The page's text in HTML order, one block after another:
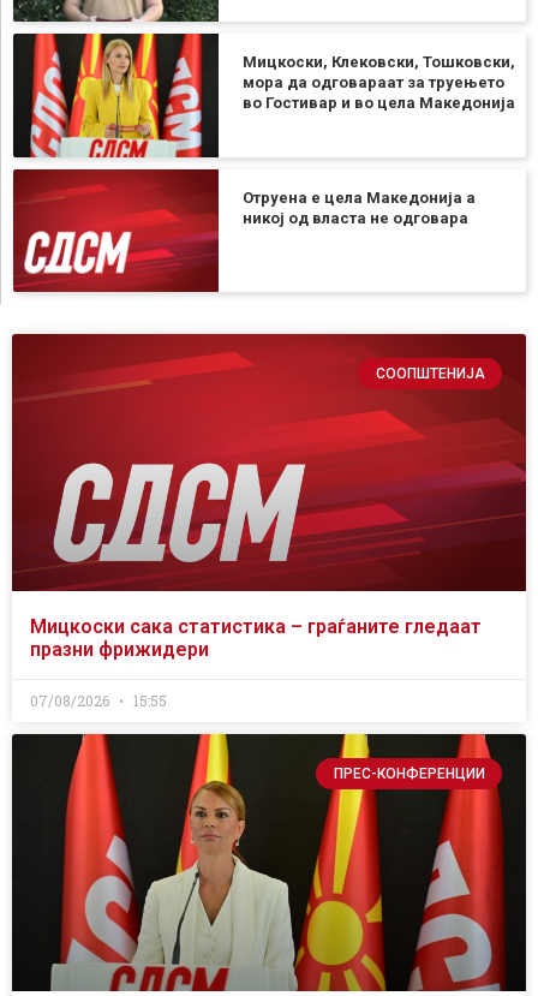
Мицкоски, Клековски, Тошковски,
мора да одговараат за труењето
во Гостивар и во цела Македонија
Отруена е цела Македонија а
никој од власта не одговара
СООПШТЕНИЈА
Мицкоски сака статистика – граѓаните гледаат
празни фрижидери
07/08/2026 15:55
ПРЕС-КОНФЕРЕНЦИИ